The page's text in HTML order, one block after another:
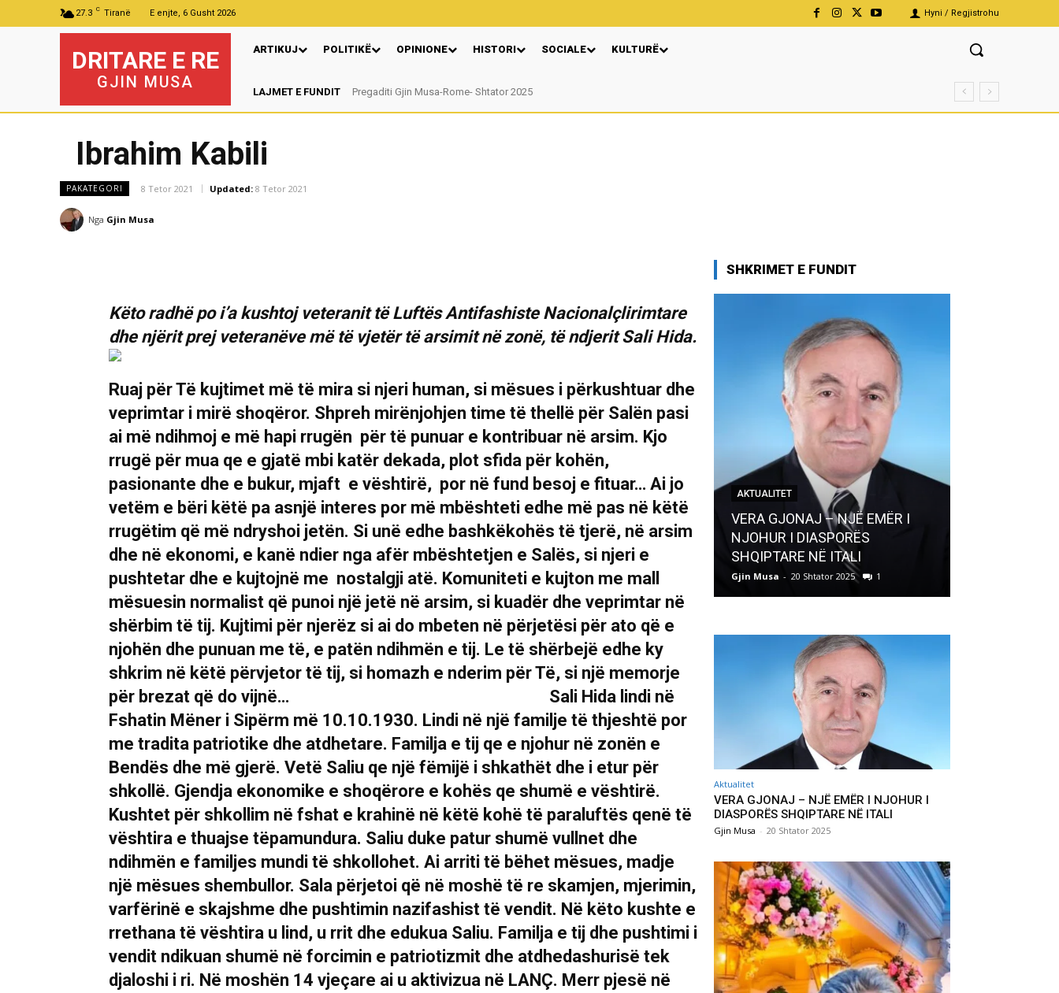
27.3 C Tiranë E enjte, 6 Gusht 2026 Hyni / Regjistrohu
DRITARE E RE
GJIN MUSA
ARTIKUJ POLITIKË OPINIONE HISTORI SOCIALE KULTURË
LAJMET E FUNDIT Pregaditi Gjin Musa-Rome- Shtator 2025
Nga: Ndue Dedaj
Ibrahim Kabili
PAKATEGORI 8 Tetor 2021 Updated: 8 Tetor 2021
Nga Gjin Musa
Këto radhë po i’a kushtoj veteranit të Luftës Antifashiste Nacionalçlirimtare
dhe njërit prej veteranëve më të vjetër të arsimit në zonë, të ndjerit Sali Hida.
Ruaj për Të kujtimet më të mira si njeri human, si mësues i përkushtuar dhe
veprimtar i mirë shoqëror. Shpreh mirënjohjen time të thellë për Salën pasi
ai më ndihmoj e më hapi rrugën për të punuar e kontribuar në arsim. Kjo
rrugë për mua qe e gjatë mbi katër dekada, plot sfida për kohën,
pasionante dhe e bukur, mjaft e vështirë, por në fund besoj e fituar… Ai jo
vetëm e bëri këtë pa asnjë interes por më mbështeti edhe më pas në këtë
rrugëtim që më ndryshoi jetën. Si unë edhe bashkëkohës të tjerë, në arsim
dhe në ekonomi, e kanë ndier nga afër mbështetjen e Salës, si njeri e
pushtetar dhe e kujtojnë me nostalgji atë. Komuniteti e kujton me mall
mësuesin normalist që punoi një jetë në arsim, si kuadër dhe veprimtar në
shërbim të tij. Kujtimi për njerëz si ai do mbeten në përjetësi për ato që e
njohën dhe punuan me të, e patën ndihmën e tij. Le të shërbejë edhe ky
shkrim në këtë përvjetor të tij, si homazh e nderim për Të, si një memorje
për brezat që do vijnë… Sali Hida lindi në
Fshatin Mëner i Sipërm më 10.10.1930. Lindi në një familje të thjeshtë por
me tradita patriotike dhe atdhetare. Familja e tij qe e njohur në zonën e
Bendës dhe më gjerë. Vetë Saliu qe një fëmijë i shkathët dhe i etur për
shkollë. Gjendja ekonomike e shoqërore e kohës qe shumë e vështirë.
Kushtet për shkollim në fshat e krahinë në këtë kohë të paraluftës qenë të
vështira e thuajse tëpamundura. Saliu duke patur shumë vullnet dhe
ndihmën e familjes mundi të shkollohet. Ai arriti të bëhet mësues, madje
një mësues shembullor. Sala përjetoi që në moshë të re skamjen, mjerimin,
varfërinë e skajshme dhe pushtimin nazifashist të vendit. Në këto kushte e
rrethana të vështira u lind, u rrit dhe edukua Saliu. Familja e tij dhe pushtimi i
vendit ndikuan shumë në forcimin e patriotizmit dhe atdhedashurisë tek
djaloshi i ri. Në moshën 14 vjeçare ai u aktivizua në LANÇ. Merr pjesë në
SHKRIMET E FUNDIT
AKTUALITET
VERA GJONAJ – NJË EMËR I
NJOHUR I DIASPORËS
SHQIPTARE NË ITALI
Gjin Musa - 20 Shtator 2025 1
Aktualitet
VERA GJONAJ – NJË EMËR I NJOHUR I
DIASPORËS SHQIPTARE NË ITALI
Gjin Musa - 20 Shtator 2025